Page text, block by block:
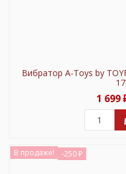
Вибратор A-Toys by
1 699
В продаже! -250 ₽